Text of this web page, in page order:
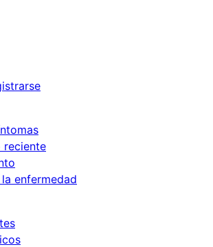
reciente
enfermedad